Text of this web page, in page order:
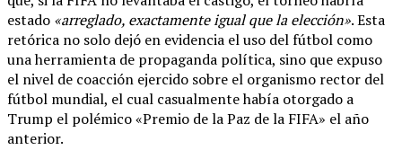
estado «arreglado, exactamente igual que la elección». Esta
retórica no solo dejó en evidencia el uso del fútbol como
una herramienta de propaganda política, sino que expuso
el nivel de coacción ejercido sobre el organismo rector del
fútbol mundial, el cual casualmente había otorgado a
Trump el polémico «Premio de la Paz de la FIFA» el año
anterior.